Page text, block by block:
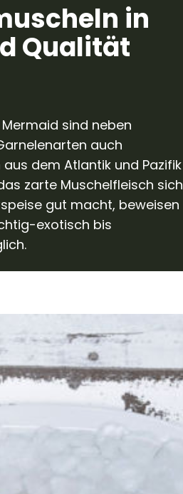
in
Qualität
sind neben
auch
dem Atlantik und Pazifik
zarte Muschelfleisch sich
gut macht, beweisen
exotisch bis